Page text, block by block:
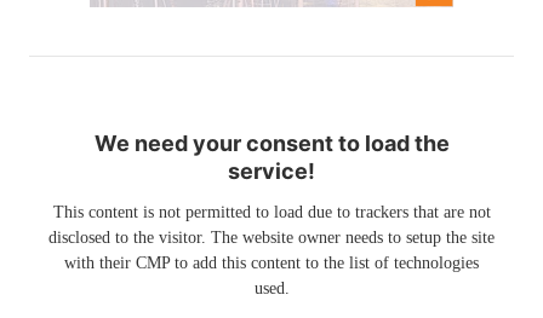
We need your consent to load the
service!
This content is not permitted to load due to trackers that are not
disclosed to the visitor. The website owner needs to setup the site
with their CMP to add this content to the list of technologies
used.